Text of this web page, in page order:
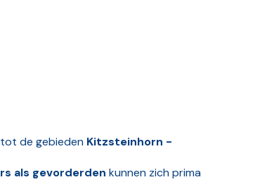
de gebieden Kitzsteinhorn -
als gevorderden kunnen zich prima